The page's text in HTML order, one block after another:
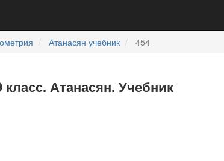
Атанасян учебник 454
Атанасян. Учебник